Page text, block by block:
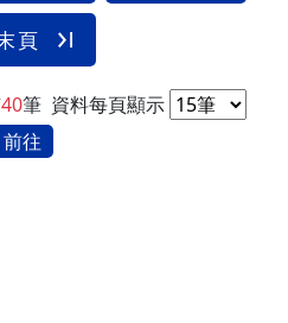
頁
40筆 資料每頁顯示
前往